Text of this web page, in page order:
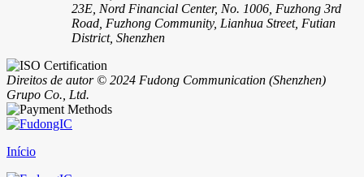
23E, Nord Financial Center, No. 1006, Fuzhong 3rd
Road, Fuzhong Community, Lianhua Street, Futian
District, Shenzhen
Direitos de autor © 2024 Fudong Communication (Shenzhen)
Grupo Co., Ltd.
Início